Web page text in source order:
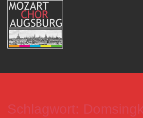
m
Schlagwort: